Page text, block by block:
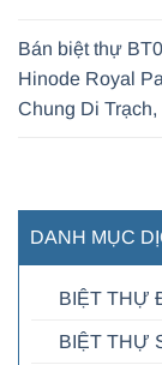
Bán biệt thự
Hinode Royal
Chung Di
DANH MỤC
BIỆT THỰ
BIỆT THỰ